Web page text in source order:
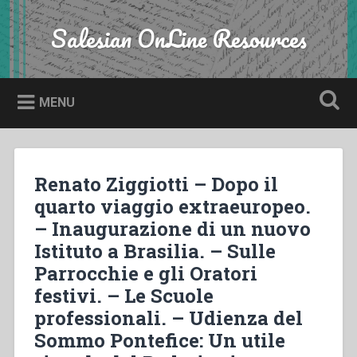
Skip
to
content
Search Salesian OnLine Resources
MENU
Renato Ziggiotti – Dopo il
quarto viaggio extraeuropeo.
– Inaugurazione di un nuovo
Istituto a Brasilia. – Sulle
Parrocchie e gli Oratori
festivi. – Le Scuole
professionali. – Udienza del
Sommo Pontefice: Un utile